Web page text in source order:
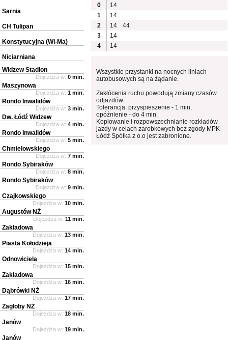
0
14
1
14
2
14
44
3
14
4
14
Wszystkie przystanki na nocnych liniach
autobusowych są na żądanie.
Zakłócenia ruchu powodują zmiany czasów
odjazdów
Tolerancja: przyspieszenie - 1 min.
opóźnienie - do 4 min.
Kopiowanie i rozpowszechnianie rozkładów
jazdy w celach zarobkowych bez zgody MPK
Łódź Spółka z o.o jest zabronione.
Sarnia
CH Tulipan
Konstytucyjna (Wi-Ma)
Niciarniana
Widzew Stadion
Dojeżdża w: 0 min.
Maszynowa
Dojeżdża w: 1 min.
Rondo Inwalidów
Dojeżdża w: 3 min.
Dw. Łódź Widzew
Dojeżdża w: 4 min.
Rondo Inwalidów
Dojeżdża w: 5 min.
Chmielowskiego
Dojeżdża w: 7 min.
Rondo Sybiraków
Dojeżdża w: 8 min.
Rondo Sybiraków
Dojeżdża w: 9 min.
Czajkowskiego
Dojeżdża w: 10 min.
Augustów NŻ
Dojeżdża w: 11 min.
Zakładowa
Dojeżdża w: 13 min.
Piasta Kołodzieja
Dojeżdża w: 14 min.
Odnowiciela
Dojeżdża w: 15 min.
Zakładowa
Dojeżdża w: 16 min.
Dąbrówki NŻ
Dojeżdża w: 17 min.
Zagłoby NŻ
Dojeżdża w: 18 min.
Janów
Dojeżdża w: 19 min.
Janów